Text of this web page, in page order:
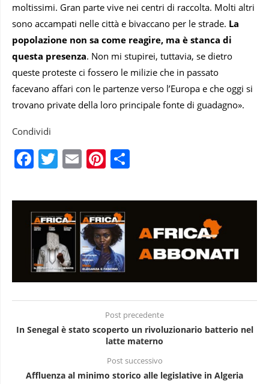
moltissimi. Gran parte vive nei centri di raccolta. Molti altri
sono accampati nelle città e bivaccano per le strade. La
popolazione non sa come reagire, ma è stanca di
questa presenza. Non mi stupirei, tuttavia, se dietro
queste proteste ci fossero le milizie che in passato
facevano affari con le partenze verso l’Europa e che oggi si
trovano private della loro principale fonte di guadagno».
Condividi
Facebook
Twitter
EmailPinterest
Post precedente
In Senegal è stato scoperto un rivoluzionario batterio nel
latte materno
Post successivo
Affluenza al minimo storico alle legislative in Algeria